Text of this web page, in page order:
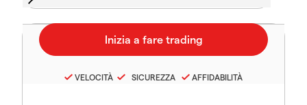
VELOCITÀ SICUREZZA AFFIDABILITÀ